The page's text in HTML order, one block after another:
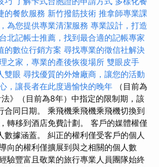
的餐飲服務 新竹撥筋技術 推拿師專業課
為您提供專業清潔服務 專業設計，打造
台北記帳士推薦，找到最合適的記帳專家
的數位行銷方案 尋找專業的徵信社解決
之家，專業的產後恢復場所 雙眼皮手
雙眼 尋找優質的外燴廠商，讓您的活動
，讓長者在此度過愉快的晚年 （目前為
》（目前為8年）中指定的限制期，該
合同日期。 乘飛機乘飛機乘飛機切換到
轉移到酒店免費計劃。 客戶的媒體權僅
數據涵蓋。 糾正的權利僅受客戶的個人
向的權利僅擴展到與之相關的個人數
驗豐富且敬業的旅行專業人員團隊始終